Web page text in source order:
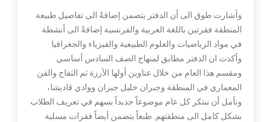
وأشارت طوق الى أن الدفتر يتضمن إضافةً الى تفاصيل طبيعة
المنطقة فقرتين باللغة العربية والفرنسية إضافةً الى أنشطة
في مواد الرياضيات والعلوم الطبيعية والفيزياء والجغرافيا
وأكدت ان الدفتر مطابق لمنهاج الصف السادس أساسي
ومقسم هذا العام من خلال عناوين أولها الأرزة ثم التفاح والفن
المعماري في المنطقة وجبران خليل جبران ووادي قاديشا،
ونأمل أن نبتكر كل عام موضوعاً جديداً يسهم في تعريف الطلاب
بشكل كامل الى منطقتهم. طبعاً يتضمن أيضاً فقرات مسلية